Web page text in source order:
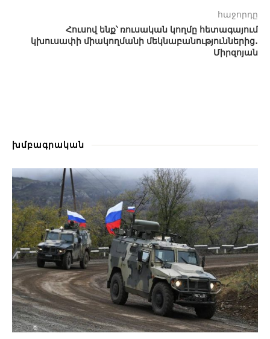
հաջորդը
Հուսով ենք՝ ռուսական կողմը հետագայում
կխուսափի միակողմանի մեկնաբանություններից․
Միրզոյան
խմբագրական